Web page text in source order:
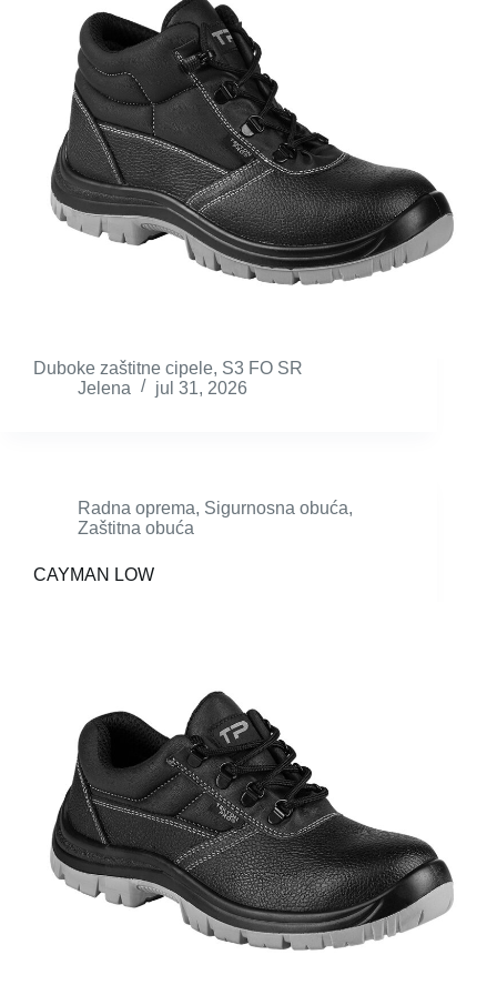
Duboke zaštitne cipele, S3 FO SR
Jelena
jul 31, 2026
Radna oprema, Sigurnosna obuća,
Zaštitna obuća
CAYMAN LOW